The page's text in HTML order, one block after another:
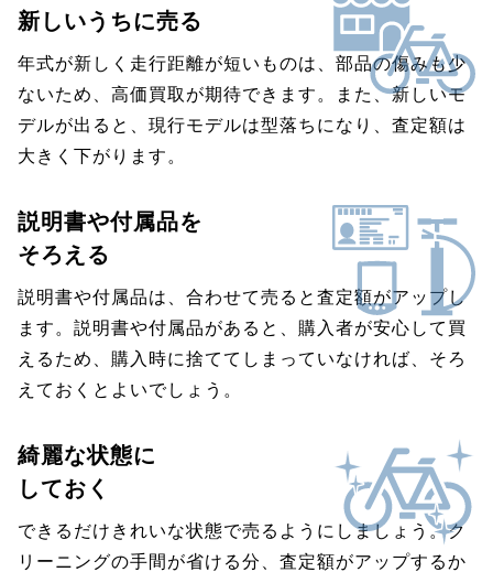
新しいうちに売る
年式が新しく走行距離が短いものは、部品の傷みも少
ないため、高価買取が期待できます。また、新しいモ
デルが出ると、現行モデルは型落ちになり、査定額は
大きく下がります。
説明書や付属品を
そろえる
説明書や付属品は、合わせて売ると査定額がアップし
ます。説明書や付属品があると、購入者が安心して買
えるため、購入時に捨ててしまっていなければ、そろ
えておくとよいでしょう。
綺麗な状態に
しておく
できるだけきれいな状態で売るようにしましょう。ク
リーニングの手間が省ける分、査定額がアップするか